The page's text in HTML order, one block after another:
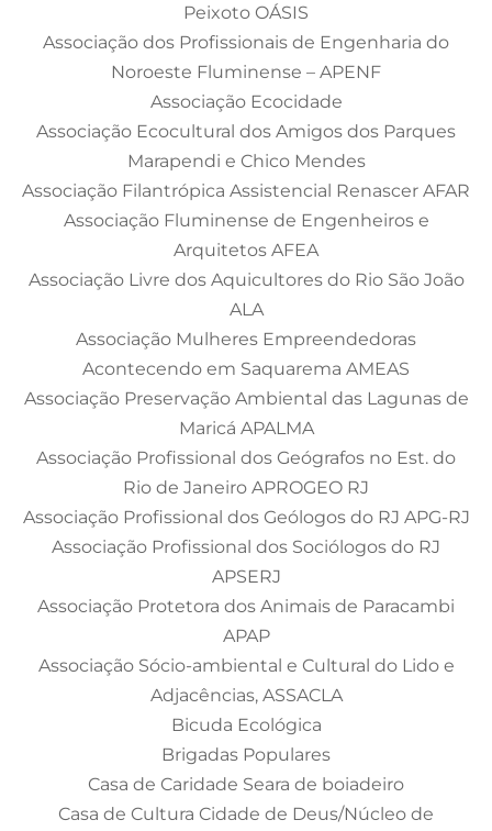
Peixoto OÁSIS
Associação dos Profissionais de Engenharia do
Noroeste Fluminense – APENF
Associação Ecocidade
Associação Ecocultural dos Amigos dos Parques
Marapendi e Chico Mendes
Associação Filantrópica Assistencial Renascer AFAR
Associação Fluminense de Engenheiros e
Arquitetos AFEA
Associação Livre dos Aquicultores do Rio São João
ALA
Associação Mulheres Empreendedoras
Acontecendo em Saquarema AMEAS
Associação Preservação Ambiental das Lagunas de
Maricá APALMA
Associação Profissional dos Geógrafos no Est. do
Rio de Janeiro APROGEO RJ
Associação Profissional dos Geólogos do RJ APG-RJ
Associação Profissional dos Sociólogos do RJ
APSERJ
Associação Protetora dos Animais de Paracambi
APAP
Associação Sócio-ambiental e Cultural do Lido e
Adjacências, ASSACLA
Bicuda Ecológica
Brigadas Populares
Casa de Caridade Seara de boiadeiro
Casa de Cultura Cidade de Deus/Núcleo de